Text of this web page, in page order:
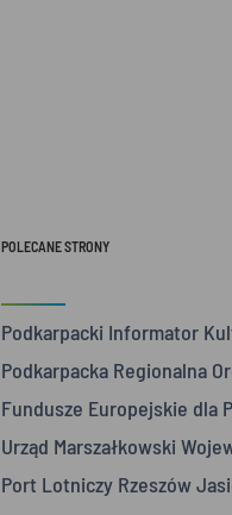
POLECANE STRONY
Podkarpacki Informator
Podkarpacka Regionalna
Fundusze Europejskie dla
Urząd Marszałkowski
Port Lotniczy Rzeszów